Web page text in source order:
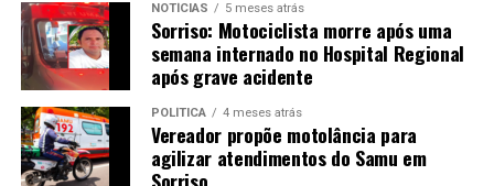
NOTÍCIAS 5 meses atrás
Sorriso: Motociclista morre após uma
semana internado no Hospital Regional
após grave acidente
POLÍTICA 4 meses atrás
Vereador propõe motolância para
agilizar atendimentos do Samu em